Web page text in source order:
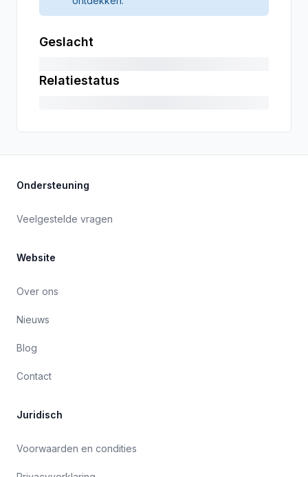
Geslacht
Relatiestatus
Ondersteuning
Veelgestelde vragen
Website
Over ons
Nieuws
Blog
Contact
Juridisch
Voorwaarden en condities